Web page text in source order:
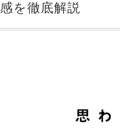
感を徹底解説